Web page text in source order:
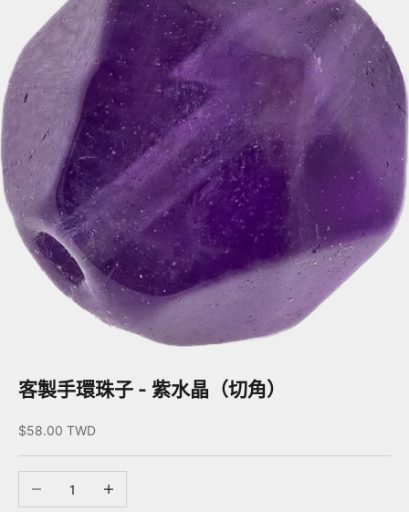
客製手環珠子 - 紫水晶（切角）
促銷價
$58.00 TWD
增加數量